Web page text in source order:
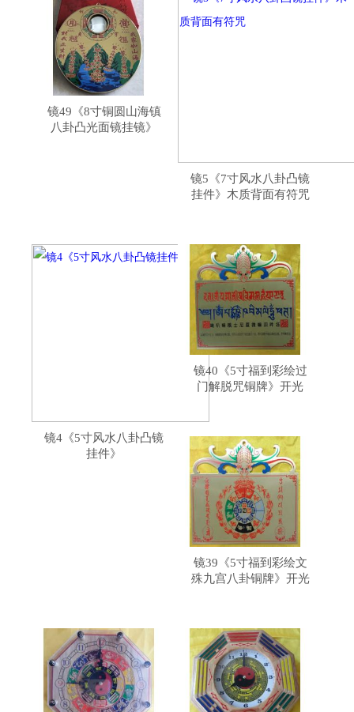
镜49《8寸铜圆山海镇
八卦凸光面镜挂镜》
​镜5《7寸风水八卦凸镜
挂件》木质背面有符咒
镜4《5寸风水八卦凸镜
挂件》
镜40《5寸福到彩绘过
门解脱咒铜牌》开光
镜39《5寸福到彩绘文
殊九宫八卦铜牌》开光